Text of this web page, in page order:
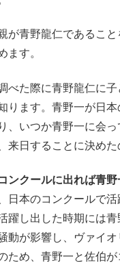
が青野龍仁であるこ
ます。
べた際に青野龍仁に子
ります。青野一が日
、いつか青野一に会
来日することに決めた
ンクールに出れば青
日本のコンクールで活
躍し出した時期には
動が影響し、ヴァイ
ため、青野一と佐伯が